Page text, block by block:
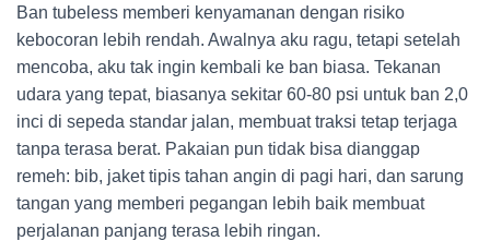
Ban tubeless memberi kenyamanan dengan risiko
kebocoran lebih rendah. Awalnya aku ragu, tetapi setelah
mencoba, aku tak ingin kembali ke ban biasa. Tekanan
udara yang tepat, biasanya sekitar 60-80 psi untuk ban 2,0
inci di sepeda standar jalan, membuat traksi tetap terjaga
tanpa terasa berat. Pakaian pun tidak bisa dianggap
remeh: bib, jaket tipis tahan angin di pagi hari, dan sarung
tangan yang memberi pegangan lebih baik membuat
perjalanan panjang terasa lebih ringan.